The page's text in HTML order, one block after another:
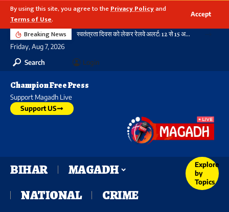
By using this site, you agree to thePrivacy Policyand
Terms of Use.
Accept
Breaking News स्वतंत्रता दिवस को लेकर रेलवे अलर्ट: 12 से 15 अगस्त तक पार्सल बुकिंग पर रहेगी रोक, आदेश सभी जोन के लिए जारी
Friday, Aug 7, 2026
Search
Login
Champion Free Press
Support Magadh Live
Support US
BIHAR
MAGADH
NATIONAL
CRIME
Explore
by
Topics